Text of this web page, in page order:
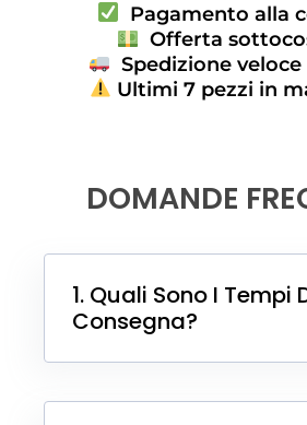
Pagamento alla
Offerta
Spedizione
Ultimi 7 pezzi in
DOMANDE
1. Quali Sono I Tempi
Consegna?